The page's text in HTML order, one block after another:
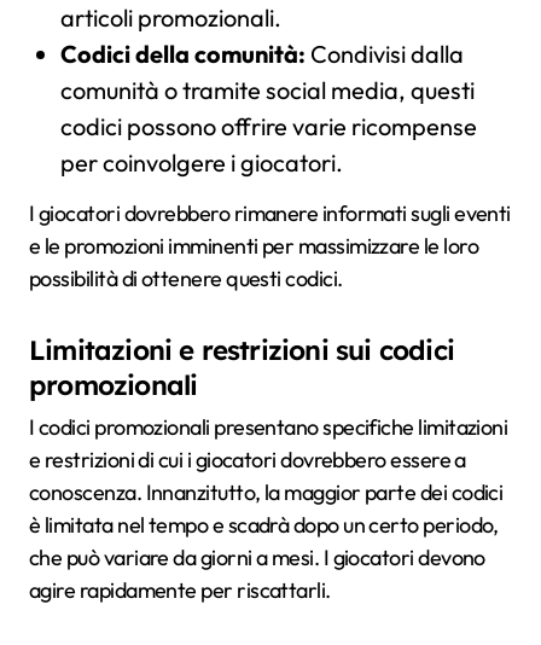
articoli promozionali.
Codici della comunità: Condivisi dalla
comunità o tramite social media, questi
codici possono offrire varie ricompense
per coinvolgere i giocatori.
I giocatori dovrebbero rimanere informati sugli eventi
e le promozioni imminenti per massimizzare le loro
possibilità di ottenere questi codici.
Limitazioni e restrizioni sui codici
promozionali
I codici promozionali presentano specifiche limitazioni
e restrizioni di cui i giocatori dovrebbero essere a
conoscenza. Innanzitutto, la maggior parte dei codici
è limitata nel tempo e scadrà dopo un certo periodo,
che può variare da giorni a mesi. I giocatori devono
agire rapidamente per riscattarli.